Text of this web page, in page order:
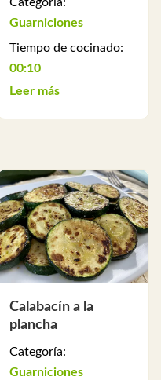
Guarniciones
Tiempo de cocinado:
00:10
Leer más
Calabacín a la
plancha
Categoría:
Guarniciones